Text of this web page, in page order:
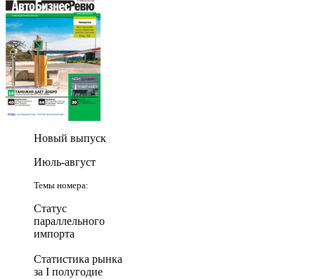
Новый выпуск
Июль-август
Темы номера:
Статус
параллельного
импорта
Статистика рынка
за I полугодие